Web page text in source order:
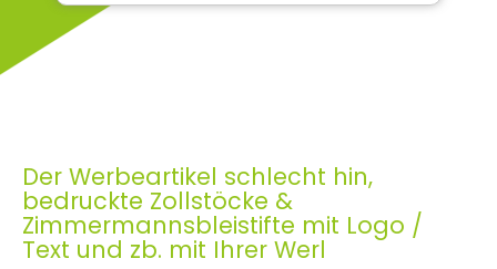
Der Werbeartikel schlecht hin,
bedruckte Zollstöcke &
Zimmermannsbleistifte mit Logo /
Text und zb. mit Ihrer Werl